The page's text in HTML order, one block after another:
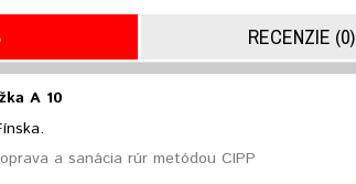
RECENZIE (0)
A 10
a sanácia rúr metódou CIPP